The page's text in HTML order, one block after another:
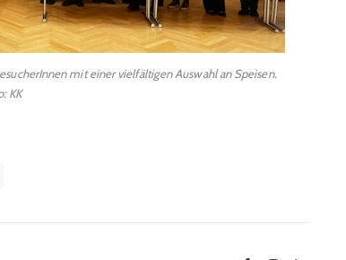
mit einer vielfältigen Auswahl an Speisen.
KK